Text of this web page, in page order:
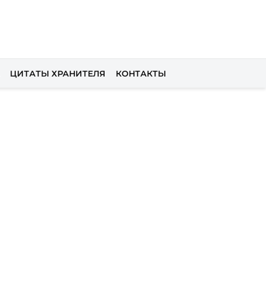
ЦИТАТЫ ХРАНИТЕЛЯ КОНТАКТЫ